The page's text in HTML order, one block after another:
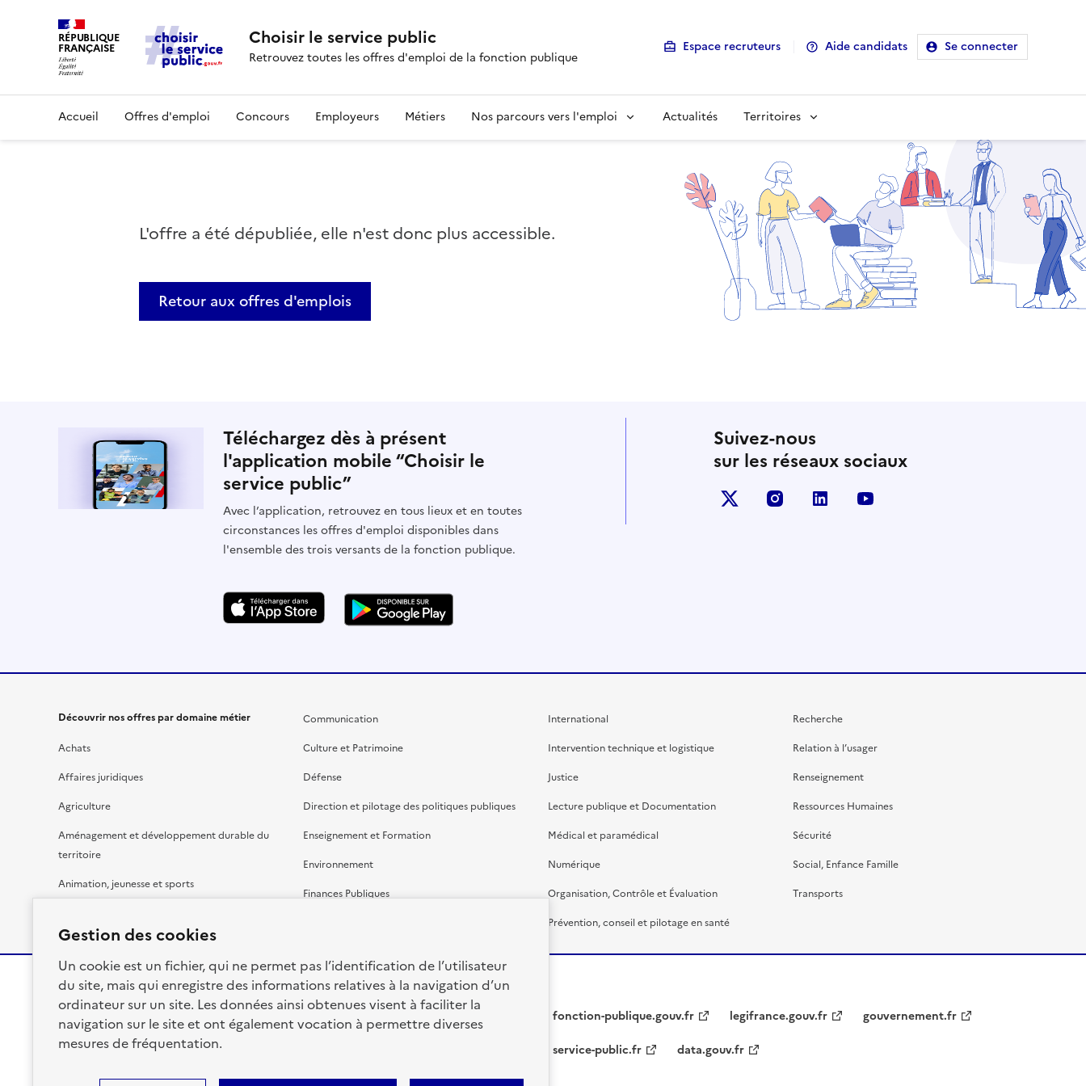
Gestion des cookies
Un cookie est un fichier, qui ne permet pas l’identification de l’utilisateur
du site, mais qui enregistre des informations relatives à la navigation d’un
ordinateur sur un site. Les données ainsi obtenues visent à faciliter la
navigation sur le site et ont également vocation à permettre diverses
mesures de fréquentation.
RÉPUBLIQUE
FRANÇAISE Choisir le service public
Retrouvez toutes les offres d'emploi de la fonction publique
Espace recruteurs Aide candidats Se connecter
Accueil Offres d'emploi Concours Employeurs Métiers Nos parcours vers l'emploi Actualités Territoires
L'offre a été dépubliée, elle n'est donc plus accessible.
Retour aux offres d'emplois
Téléchargez dès à présent
l'application mobile “Choisir le
service public”
Avec l’application, retrouvez en tous lieux et en toutes
circonstances les offres d'emploi disponibles dans
l'ensemble des trois versants de la fonction publique.
Suivez-nous
sur les réseaux sociaux
X (anciennement Twitter)
instagramlinkedin
Découvrir nos offres par domaine métier
Achats
Affaires juridiques
Agriculture
Aménagement et développement durable du
territoire
Animation, jeunesse et sports
Communication
Culture et Patrimoine
Défense
Direction et pilotage des politiques publiques
Enseignement et Formation
Environnement
Finances Publiques
International
Intervention technique et logistique
Justice
Lecture publique et Documentation
Médical et paramédical
Numérique
Organisation, Contrôle et Évaluation
Prévention, conseil et pilotage en santé
Recherche
Relation à l’usager
Renseignement
Ressources Humaines
Sécurité
Social, Enfance Famille
Transports
RÉPUBLIQUE
FRANÇAISE fonction-publique.gouv.fr legifrance.gouv.fr
gouvernement.fr
service-public.fr
data.gouv.fr